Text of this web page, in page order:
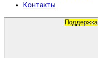
Контакты
Поддержка